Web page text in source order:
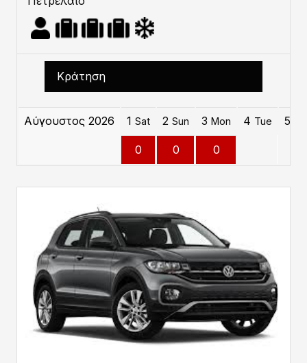
Κράτηση
Αύγουστος 2026 1 Sat 2 Sun 3 Mon 4 Tue 5
0 0 0